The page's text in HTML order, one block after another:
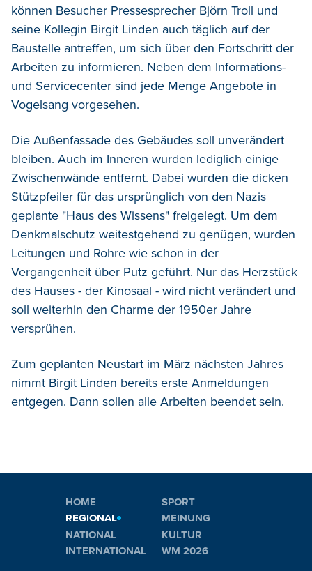
können Besucher Pressesprecher Björn Troll und
seine Kollegin Birgit Linden auch täglich auf der
Baustelle antreffen, um sich über den Fortschritt der
Arbeiten zu informieren. Neben dem Informations-
und Servicecenter sind jede Menge Angebote in
Vogelsang vorgesehen.
Die Außenfassade des Gebäudes soll unverändert
bleiben. Auch im Inneren wurden lediglich einige
Zwischenwände entfernt. Dabei wurden die dicken
Stützpfeiler für das ursprünglich von den Nazis
geplante "Haus des Wissens" freigelegt. Um dem
Denkmalschutz weitestgehend zu genügen, wurden
Leitungen und Rohre wie schon in der
Vergangenheit über Putz geführt. Nur das Herzstück
des Hauses - der Kinosaal - wird nicht verändert und
soll weiterhin den Charme der 1950er Jahre
versprühen.
Zum geplanten Neustart im März nächsten Jahres
nimmt Birgit Linden bereits erste Anmeldungen
entgegen. Dann sollen alle Arbeiten beendet sein.
HOME
REGIONAL
NATIONAL
INTERNATIONAL
SPORT
MEINUNG
KULTUR
WM 2026